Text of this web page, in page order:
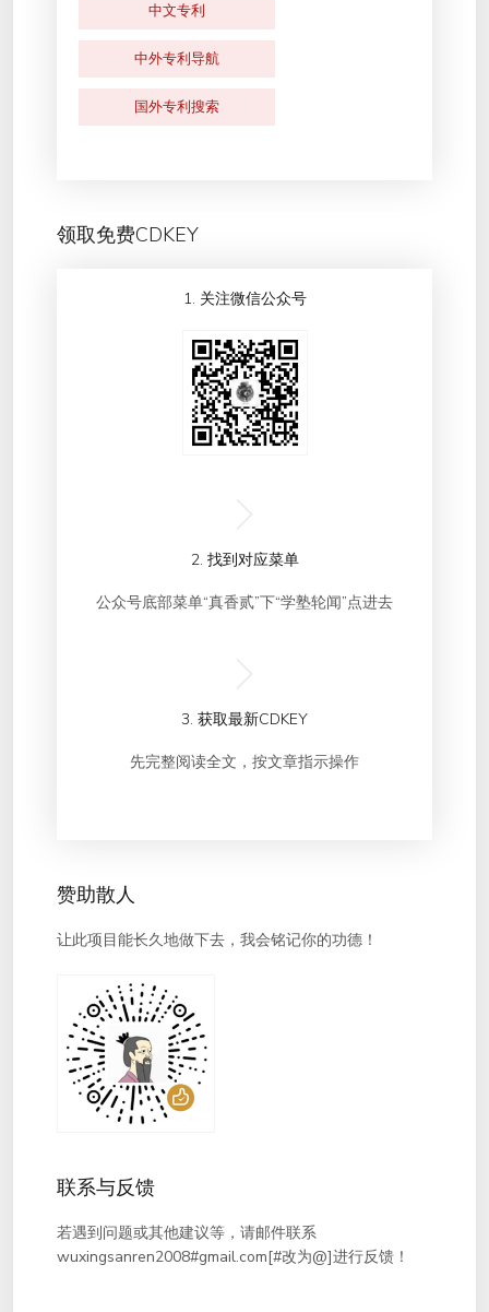
中文专利
中外专利导航
国外专利搜索
领取免费CDKEY
1. 关注微信公众号
2. 找到对应菜单
公众号底部菜单“真香贰”下“学塾轮闻”点进去
3. 获取最新CDKEY
先完整阅读全文，按文章指示操作
赞助散人
让此项目能长久地做下去，我会铭记你的功德！
联系与反馈
若遇到问题或其他建议等，请邮件联系
wuxingsanren2008#gmail.com[#改为@]进行反馈！